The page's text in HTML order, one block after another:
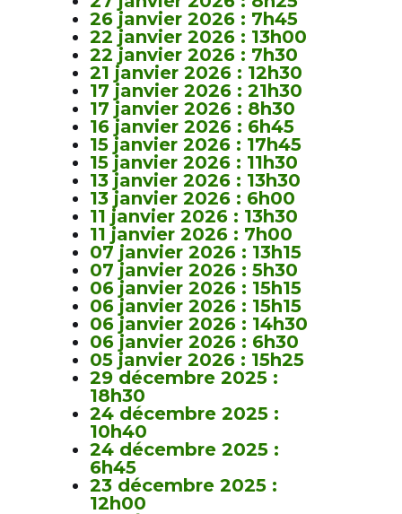
26 janvier 2026 : 7h45
22 janvier 2026 : 13h00
22 janvier 2026 : 7h30
21 janvier 2026 : 12h30
17 janvier 2026 : 21h30
17 janvier 2026 : 8h30
16 janvier 2026 : 6h45
15 janvier 2026 : 17h45
15 janvier 2026 : 11h30
13 janvier 2026 : 13h30
13 janvier 2026 : 6h00
11 janvier 2026 : 13h30
11 janvier 2026 : 7h00
07 janvier 2026 : 13h15
07 janvier 2026 : 5h30
06 janvier 2026 : 15h15
06 janvier 2026 : 15h15
06 janvier 2026 : 14h30
06 janvier 2026 : 6h30
05 janvier 2026 : 15h25
29 décembre 2025 :
18h30
24 décembre 2025 :
10h40
24 décembre 2025 :
6h45
23 décembre 2025 :
12h00